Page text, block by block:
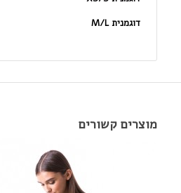
דוגמנית M/L
מוצרים קשורים